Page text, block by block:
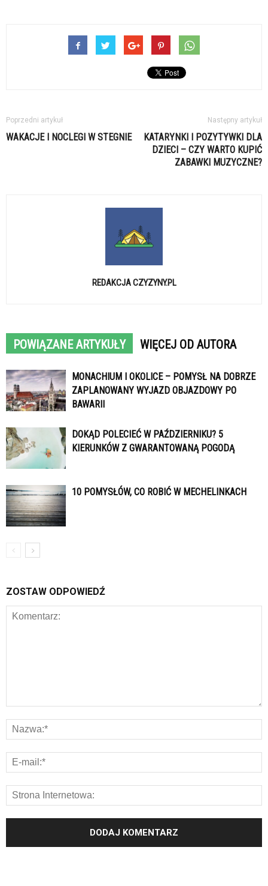
Poprzedni artykuł
WAKACJE I NOCLEGI W STEGNIE
Następny artykuł
KATARYNKI I POZYTYWKI DLA
DZIECI – CZY WARTO KUPIĆ
ZABAWKI MUZYCZNE?
REDAKCJA CZYZYNY.PL
POWIĄZANE ARTYKUŁY WIĘCEJ OD AUTORA
MONACHIUM I OKOLICE – POMYSŁ NA DOBRZE
ZAPLANOWANY WYJAZD OBJAZDOWY PO
BAWARII
DOKĄD POLECIEĆ W PAŹDZIERNIKU? 5
KIERUNKÓW Z GWARANTOWANĄ POGODĄ
10 POMYSŁÓW, CO ROBIĆ W MECHELINKACH
ZOSTAW ODPOWIEDŹ